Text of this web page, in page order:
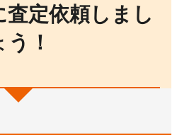
査定依頼しまし
う！